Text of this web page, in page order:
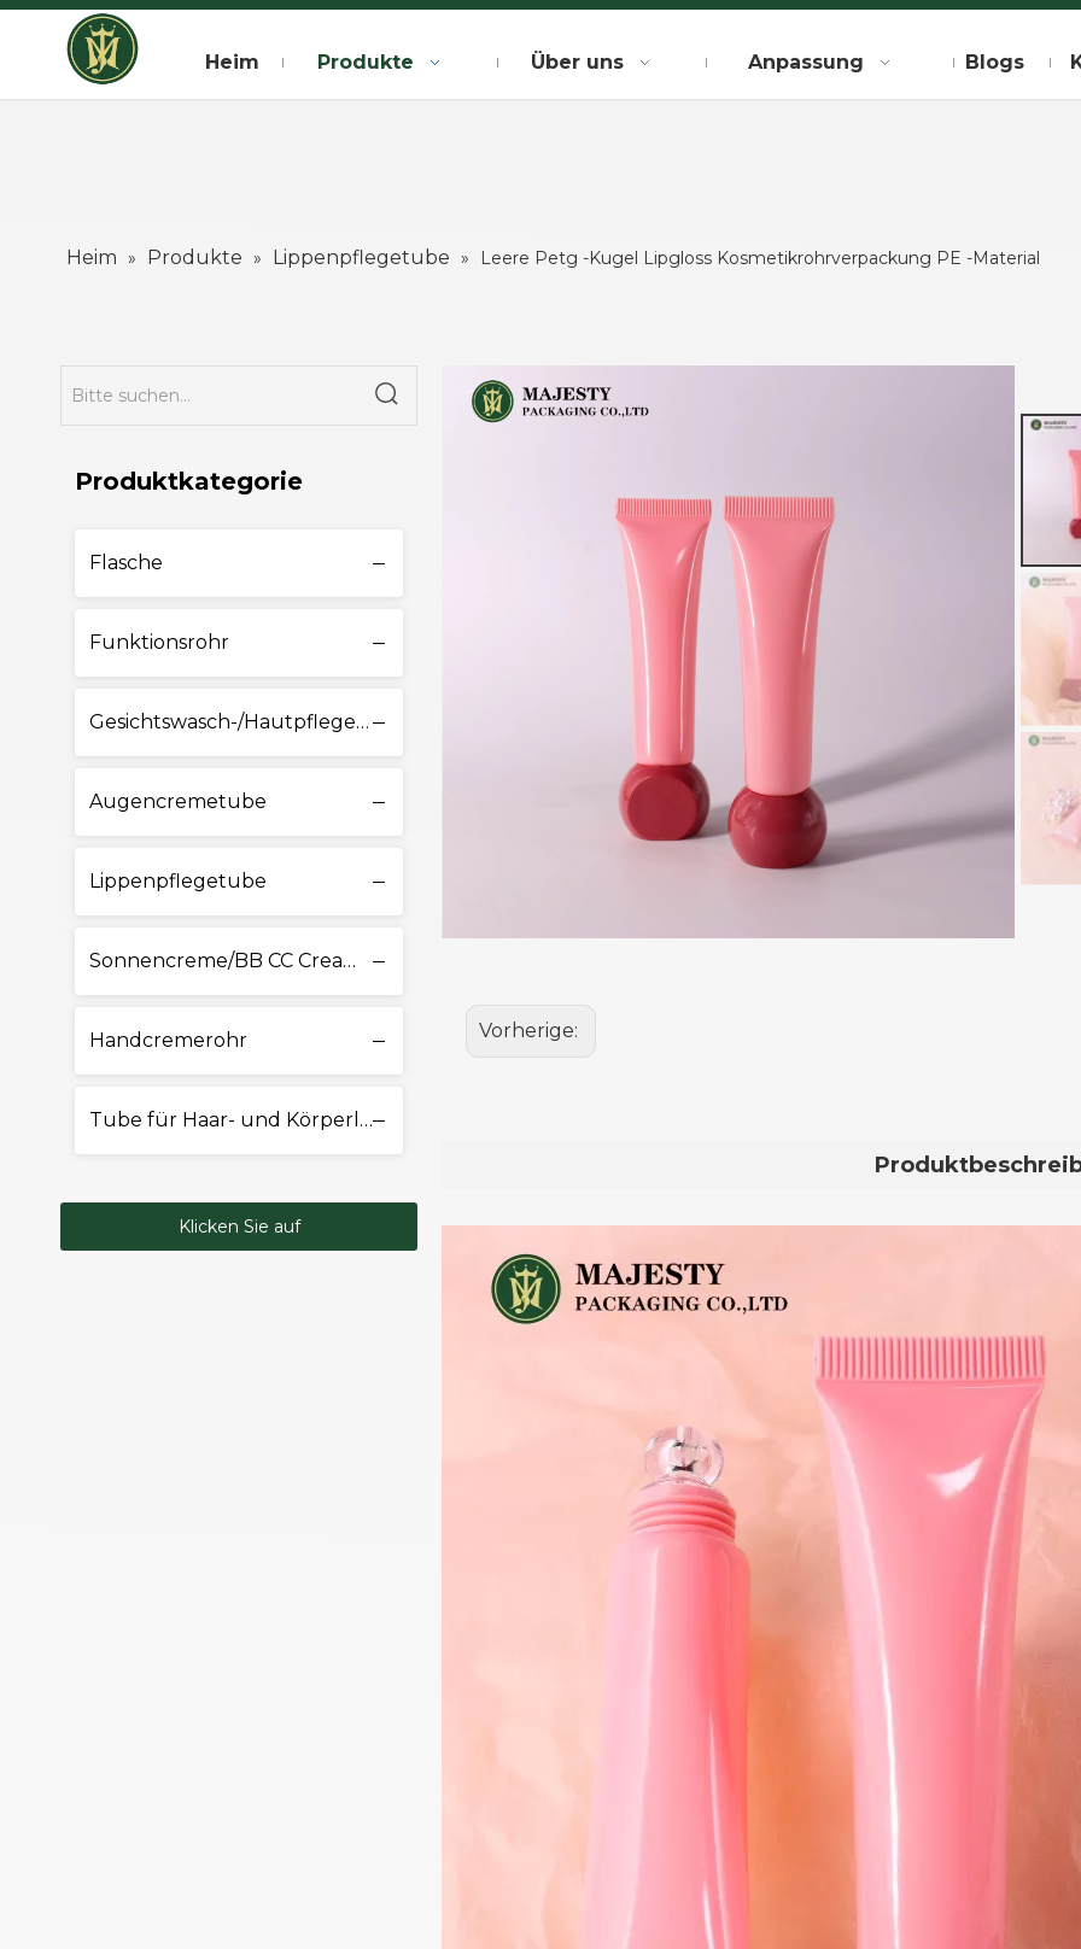
Heim Produkte Über uns Anpassung Blogs
Heim » Produkte » Lippenpflegetube » Leere Petg -Kugel Lipgloss Kosmetikrohrverpackung PE -Material
Produktkategorie
Flasche
Funktionsrohr
Gesichtswasch-/Hautpflegetube
Augencremetube
Lippenpflegetube
Sonnencreme/BB CC Cream Tube
Handcremerohr
Tube für Haar- und Körperlotion
Klicken Sie auf
Vorherige: